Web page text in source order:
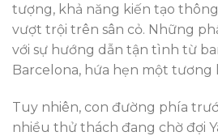
tượng, khả năng kiến tạo
vượt trội trên sân cỏ. Những
với sự hướng dẫn tận tình từ
Barcelona, hứa hẹn một tương
Tuy nhiên, con đường phía
nhiều thử thách đang chờ đợi